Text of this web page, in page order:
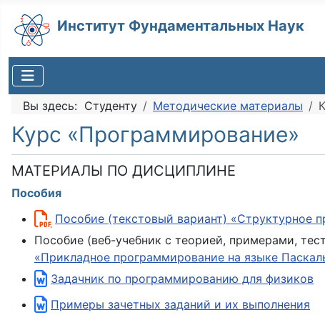
Институт Фундаментальных Наук
Вы здесь: Студенту Методические материалы
Курс «Программирование»
МАТЕРИАЛЫ ПО ДИСЦИПЛИНЕ
Пособия
Пособие (текстовый вариант) «Структурное
Пособие (веб-учебник с теорией, примерами,
«Прикладное программирование на языке
Задачник по программированию для физиков
Примеры зачетных заданий и их выполнения